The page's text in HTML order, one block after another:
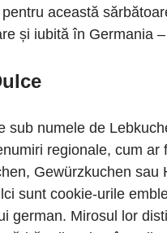
această
și iubită în Germania
sub numele de
regionale, cum ar
Gewürzkuchen sau
sunt cookie-urile
german. Mirosul lor